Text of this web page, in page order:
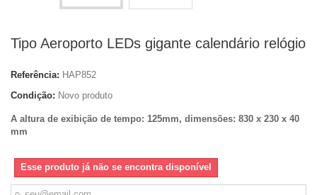
Tipo Aeroporto LEDs gigante calendário relógio
Referência: HAP852
Condição: Novo produto
A altura de exibição de tempo: 125mm, dimensões: 830 x 230 x 40
mm
Esse produto já não se encontra disponível